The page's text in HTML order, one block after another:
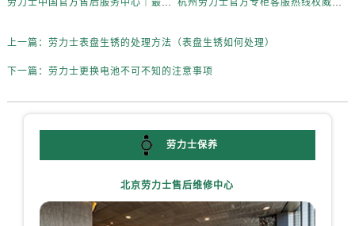
吉林省吉林市船营区河南街劳力士售后服务中心（需提前预约）
劳力士中国官方售后服务中心｜最新地址及官方售后热线权威信息声明（2026年7月最新）
杭州劳力士官方专柜客服热线权威信息公告（2026年7月最新）
上一篇： 劳力士表盘生锈的处理方法（表盘生锈如何处理）
下一篇： 劳力士更换电池不可不知的注意事项
劳力士保养
北京劳力士售后维修中心